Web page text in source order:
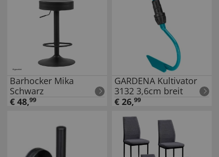
Barhocker Mika
Schwarz
€ 48,99
GARDENA Kultivator
3132 3,6cm breit
€ 26,99